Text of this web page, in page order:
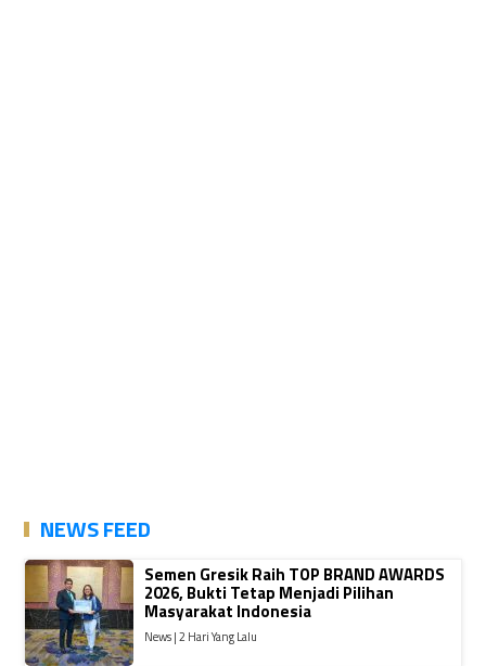
NEWS FEED
Semen Gresik Raih TOP BRAND AWARDS
2026, Bukti Tetap Menjadi Pilihan
Masyarakat Indonesia
News | 2 Hari Yang Lalu